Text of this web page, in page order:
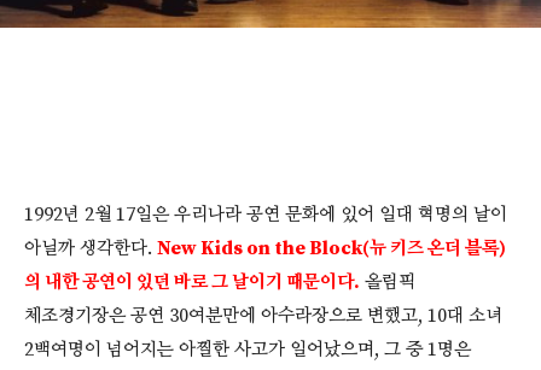
1992년 2월 17일은 우리나라 공연 문화에 있어 일대 혁명의 날이
아닐까 생각한다. New Kids on the Block(뉴 키즈 온더 블록)
의 내한 공연이 있던 바로 그 날이기 때문이다. 올림픽
체조경기장은 공연 30여분만에 아수라장으로 변했고, 10대 소녀
2백여명이 넘어지는 아찔한 사고가 일어났으며, 그 중 1명은